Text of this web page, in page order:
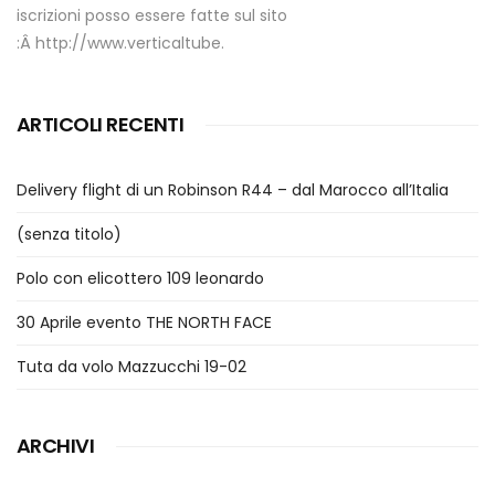
iscrizioni posso essere fatte sul sito
:Â http://www.verticaltube.
ARTICOLI RECENTI
Delivery flight di un Robinson R44 – dal Marocco all’Italia
(senza titolo)
Polo con elicottero 109 leonardo
30 Aprile evento THE NORTH FACE
Tuta da volo Mazzucchi 19-02
ARCHIVI